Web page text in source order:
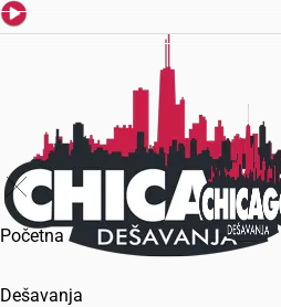
Početna
Dešavanja